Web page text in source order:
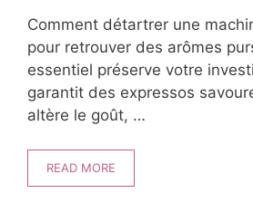
Comment détartrer une
pour retrouver des arômes
essentiel préserve votre
garantit des expressos
altère le goût, …
READ MORE